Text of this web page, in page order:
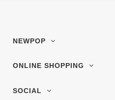
NEWPOP
ONLINE SHOPPING
SOCIAL